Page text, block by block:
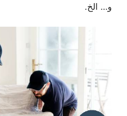
و… الخ.